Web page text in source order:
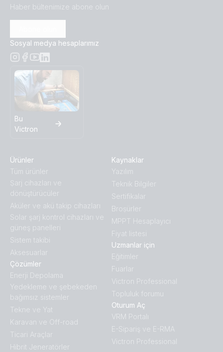
Haber bültenimize abone olun
Sosyal medya hesaplarımız
Bu
Victron
Ürünler
Tüm ürünler
Ṣarj cihazları ve
dönüştürücüler
Aküler ve akü takip cihazları
Solar şarj kontrol cihazları ve
güneş panelleri
Sistem takibi
Aksesuarlar
Çözümler
Enerji Depolama
Yedekleme ve şebekeden
bağımsız sistemler
Tekne ve Yat
Karavan ve Off-road
Ticari Araçlar
Hibrit Jeneratörler
Kaynaklar
Yazılım
Teknik Bilgiler
Sertifikalar
Broṣürler
MPPT Hesaplayıcı
Fiyat listesi
Uzmanlar için
Eğitimler
Fuarlar
Victron Professional
Topluluk forumu
Oturum Aç
VRM Portalı
E-Sipariş ve E-RMA
Victron Professional